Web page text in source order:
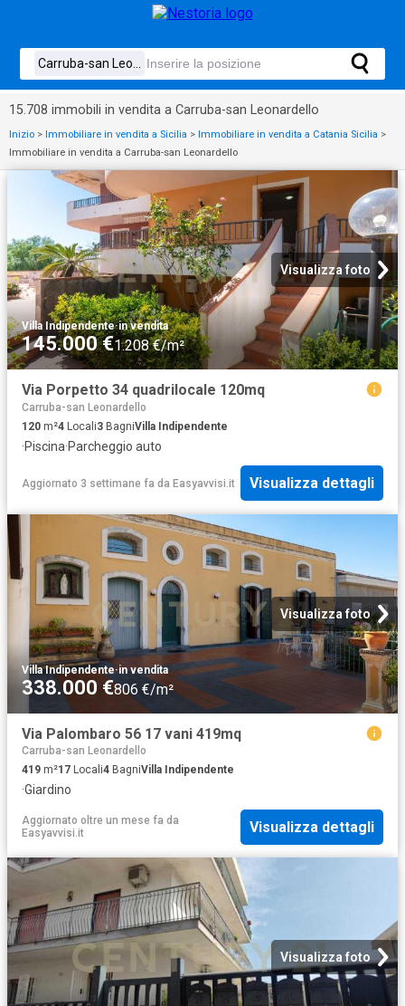
15.708 immobili in vendita a Carruba-san Leonardello
Inizio > Immobiliare in vendita a Sicilia > Immobiliare in vendita a Catania Sicilia >
Immobiliare in vendita a Carruba-san Leonardello
Visualizza foto
Villa Indipendente·in vendita
145.000 €1.208 €/m²
Via Porpetto 34 quadrilocale 120mq
Carruba-san Leonardello
120 m²4 Locali3 BagniVilla Indipendente
·Piscina·Parcheggio auto
Aggiornato 3 settimane fa da Easyavvisi.it Visualizza dettagli
Visualizza foto
Villa Indipendente·in vendita
338.000 €806 €/m²
Via Palombaro 56 17 vani 419mq
Carruba-san Leonardello
419 m²17 Locali4 BagniVilla Indipendente
·Giardino
Aggiornato oltre un mese fa da
Easyavvisi.it
Visualizza dettagli
Visualizza foto